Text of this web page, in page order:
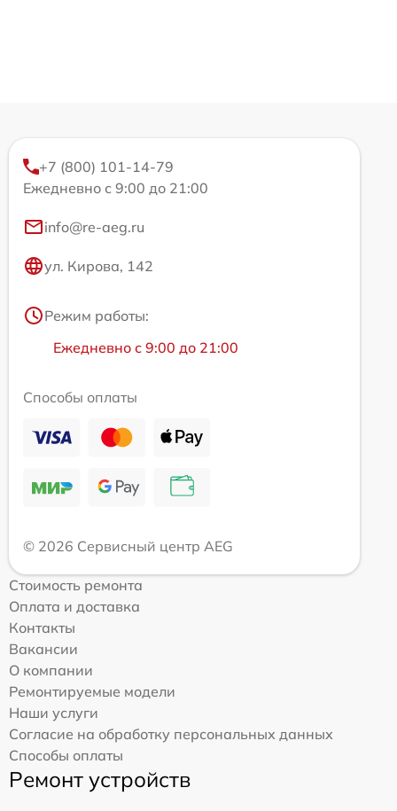
+7 (800) 101-14-79
Ежедневно с 9:00 до 21:00
info@re-aeg.ru
ул. Кирова, 142
Режим работы:
Ежедневно с 9:00 до 21:00
Способы оплаты
© 2026 Сервисный центр AEG
Стоимость ремонта
Оплата и доставка
Контакты
Вакансии
О компании
Ремонтируемые модели
Наши услуги
Согласие на обработку персональных данных
Способы оплаты
Ремонт устройств